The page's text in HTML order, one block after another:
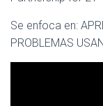
Se enfoca en:
PROBLEMAS